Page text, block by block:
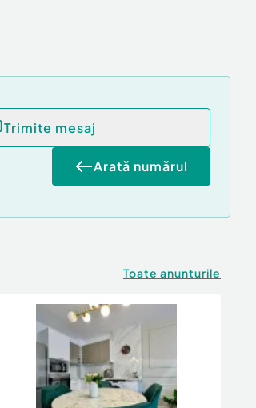
Trimite mesaj
Arată numărul
Toate anunturile